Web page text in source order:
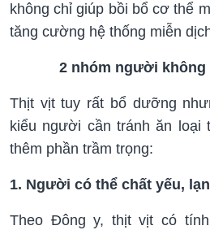
không chỉ giúp bồi bổ cơ thể
tăng cường hệ thống miễn
2 nhóm người không
Thịt vịt tuy rất bổ dưỡng
kiểu người cần tránh ăn loại
thêm phần trầm trọng:
1. Người có thể chất yếu,
Theo Đông y, thịt vịt có